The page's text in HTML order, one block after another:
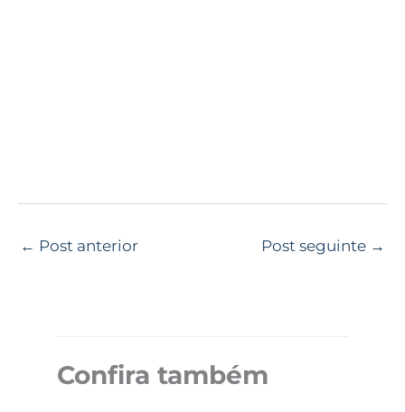
← Post anterior Post seguinte →
Confira também